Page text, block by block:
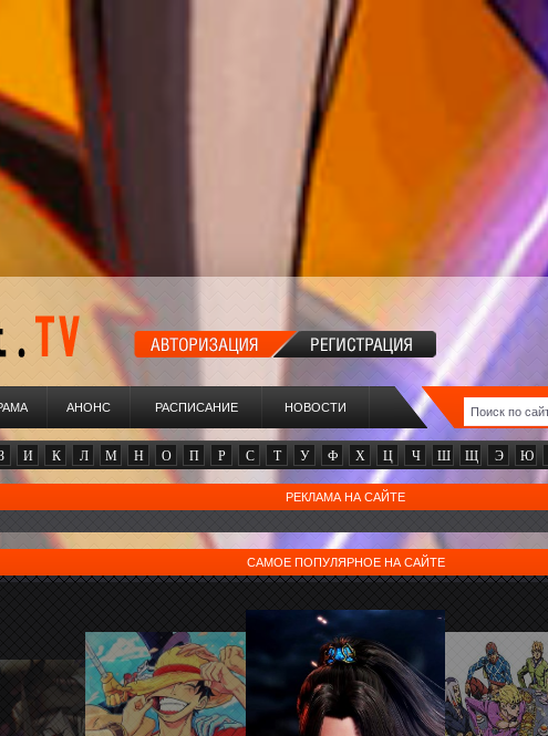
АНОНС РАСПИСАНИЕ НОВОСТИ
И К Л М Н О П Р С Т У Ф Х Ц Ч Ш Щ Э Ю
РЕКЛАМА НА САЙТЕ
САМОЕ ПОПУЛЯРНОЕ НА САЙТЕ